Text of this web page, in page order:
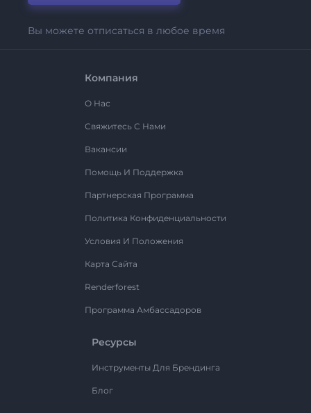
Вы можете отписаться в любое время
Компания
О Нас
Свяжитесь С Нами
Вакансии
Помощь И Поддержка
Партнерская Программа
Политика Конфиденциальности
Условия И Положения
Карта Сайта
Renderforest
Программа Амбассадоров
Ресурсы
Инструменты Для Брендинга
Блог